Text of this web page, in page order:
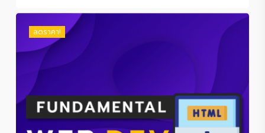
was:
฿3,290.00.
is:
ลดราคา!